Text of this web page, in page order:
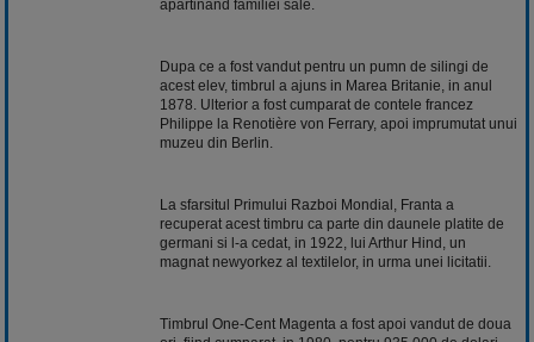
apartinand familiei sale.
Dupa ce a fost vandut pentru un pumn de silingi de
acest elev, timbrul a ajuns in Marea Britanie, in anul
1878. Ulterior a fost cumparat de contele francez
Philippe la Renotière von Ferrary, apoi imprumutat unui
muzeu din Berlin.
La sfarsitul Primului Razboi Mondial, Franta a
recuperat acest timbru ca parte din daunele platite de
germani si l-a cedat, in 1922, lui Arthur Hind, un
magnat newyorkez al textilelor, in urma unei licitatii.
Timbrul One-Cent Magenta a fost apoi vandut de doua